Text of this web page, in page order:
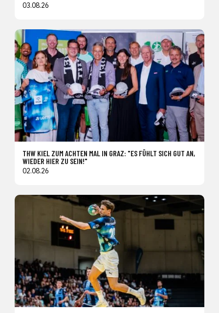
03.08.26
THW KIEL ZUM ACHTEN MAL IN GRAZ: "ES FÜHLT SICH GUT AN,
WIEDER HIER ZU SEIN!"
02.08.26